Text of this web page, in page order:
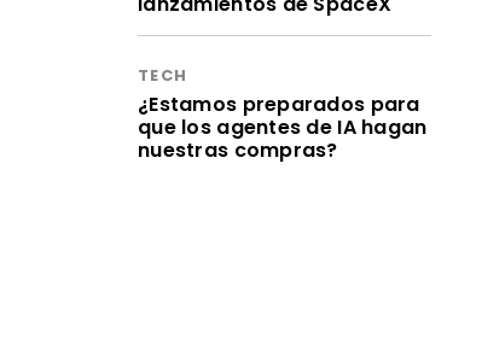
TECH
¿Estamos preparados para
que los agentes de IA hagan
nuestras compras?